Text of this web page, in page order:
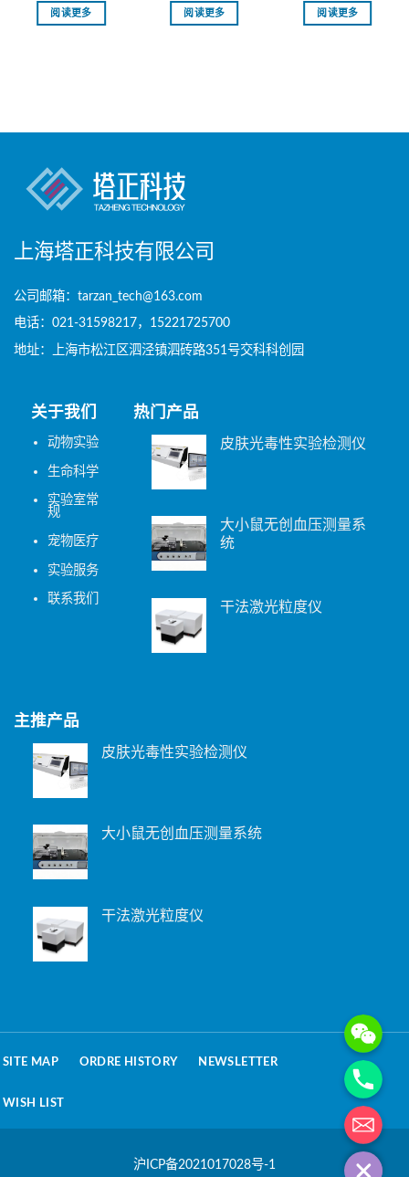
阅读更多 阅读更多 阅读更多
上海塔正科技有限公司
公司邮箱：tarzan_tech@163.com
电话：021-31598217，15221725700
地址：上海市松江区泗泾镇泗砖路351号交科科创园
关于我们
动物实验
生命科学
实验室常
规
宠物医疗
实验服务
联系我们
热门产品
皮肤光毒性实验检测仪
大小鼠无创血压测量系
统
干法激光粒度仪
主推产品
皮肤光毒性实验检测仪
大小鼠无创血压测量系统
干法激光粒度仪
SITE MAP ORDRE HISTORY NEWSLETTER
WISH LIST
沪ICP备2021017028号-1
WeChat:
Phone
电子邮箱地址